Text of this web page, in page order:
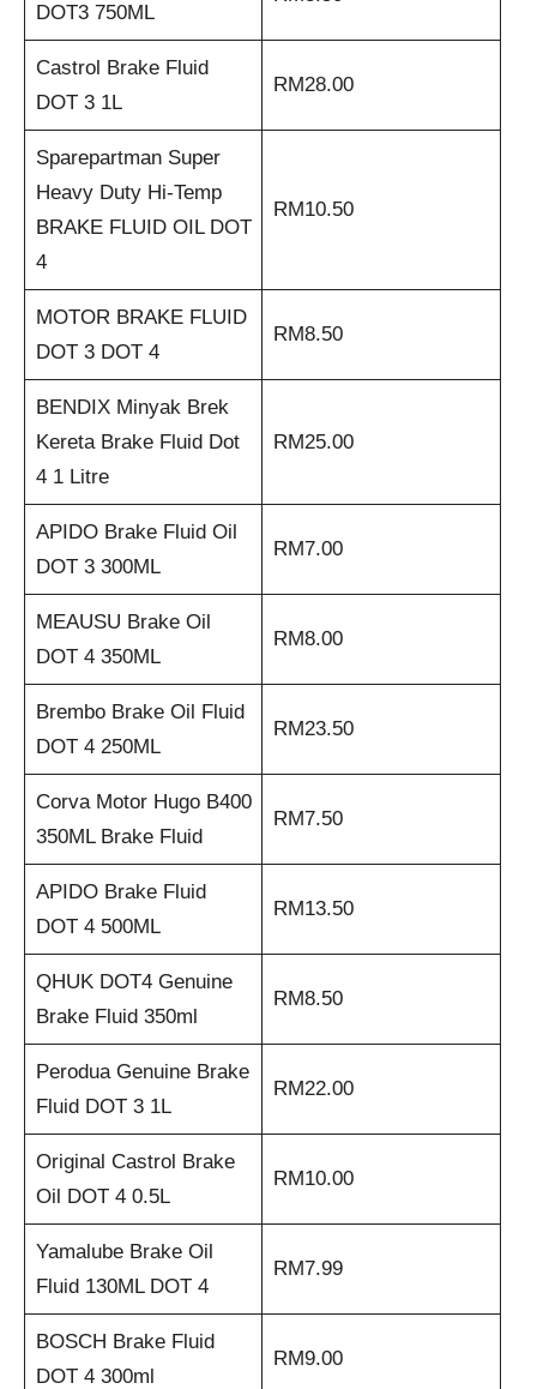
DOT3 750ML
Castrol Brake Fluid
DOT 3 1L
RM28.00
Sparepartman Super
Heavy Duty Hi-Temp
BRAKE FLUID OIL DOT
4
RM10.50
MOTOR BRAKE FLUID
DOT 3 DOT 4
RM8.50
BENDIX Minyak Brek
Kereta Brake Fluid Dot
4 1 Litre
RM25.00
APIDO Brake Fluid Oil
DOT 3 300ML
RM7.00
MEAUSU Brake Oil
DOT 4 350ML
RM8.00
Brembo Brake Oil Fluid
DOT 4 250ML
RM23.50
Corva Motor Hugo B400
350ML Brake Fluid
RM7.50
APIDO Brake Fluid
DOT 4 500ML
RM13.50
QHUK DOT4 Genuine
Brake Fluid 350ml
RM8.50
Perodua Genuine Brake
Fluid DOT 3 1L
RM22.00
Original Castrol Brake
Oil DOT 4 0.5L
RM10.00
Yamalube Brake Oil
Fluid 130ML DOT 4
RM7.99
BOSCH Brake Fluid
DOT 4 300ml
RM9.00